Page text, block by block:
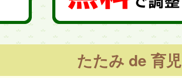
たたみ de 育児